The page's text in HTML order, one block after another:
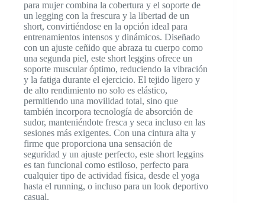
para mujer combina la cobertura y el soporte de
un legging con la frescura y la libertad de un
short, convirtiéndose en la opción ideal para
entrenamientos intensos y dinámicos. Diseñado
con un ajuste ceñido que abraza tu cuerpo como
una segunda piel, este short leggins ofrece un
soporte muscular óptimo, reduciendo la vibración
y la fatiga durante el ejercicio. El tejido ligero y
de alto rendimiento no solo es elástico,
permitiendo una movilidad total, sino que
también incorpora tecnología de absorción de
sudor, manteniéndote fresca y seca incluso en las
sesiones más exigentes. Con una cintura alta y
firme que proporciona una sensación de
seguridad y un ajuste perfecto, este short leggins
es tan funcional como estiloso, perfecto para
cualquier tipo de actividad física, desde el yoga
hasta el running, o incluso para un look deportivo
casual.